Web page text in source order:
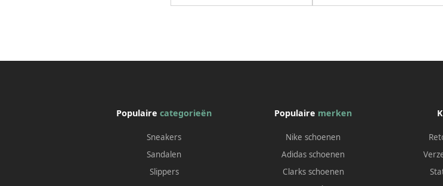
Populairecategorieën
Sneakers
Sandalen
Slippers
Populaire merken
Nike schoenen
Adidas schoenen
Clarks schoenen